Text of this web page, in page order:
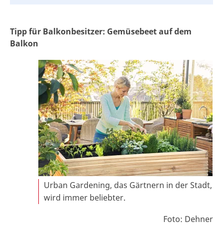
Tipp für Balkonbesitzer: Gemüsebeet auf dem
Balkon
Urban Gardening, das Gärtnern in der Stadt,
wird immer beliebter.
Foto: Dehner